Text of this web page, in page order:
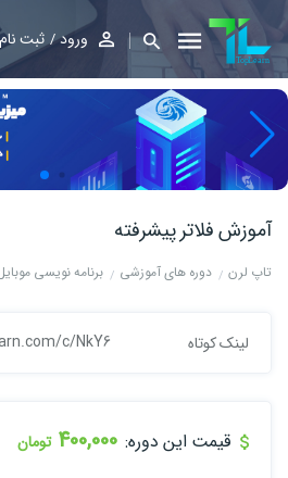
ورود ثبت نام
آموزش فلاتر پیشرفته
تاپ لرن دوره های آموزشی برنامه نویسی
لینک کوتاه c/NkY6
قیمت این دوره: 400,000 تومان